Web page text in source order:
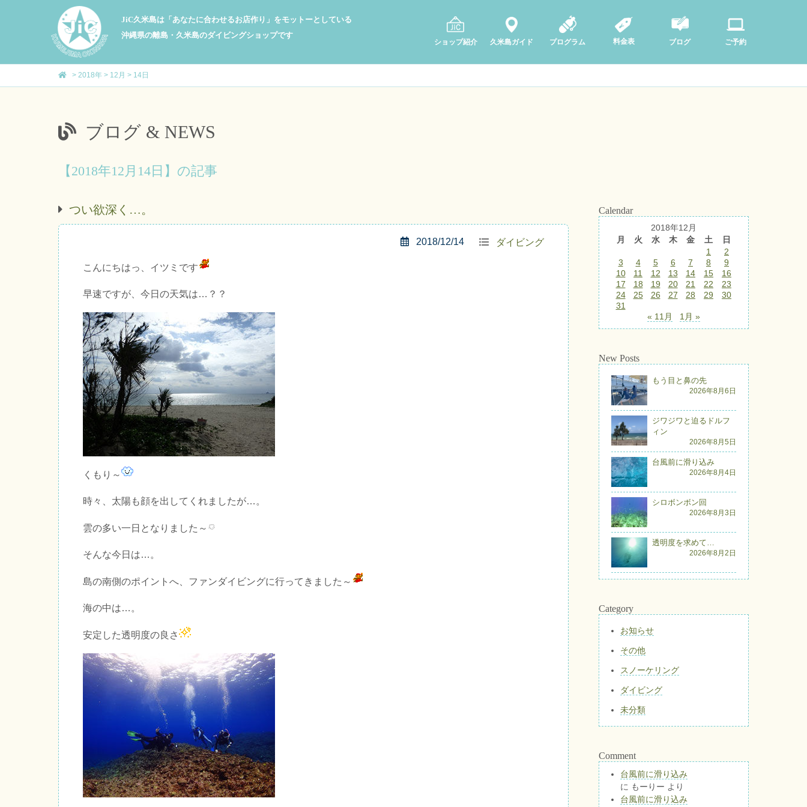
JiC久米島は「あなたに合わせるお店作り」をモットーとしている
沖縄県の離島・久米島のダイビングショップです
ショップ紹介 久米島ガイド プログラム 料金表 ブログ ご予約
> 2018年 > 12月 > 14日
ブログ & NEWS
【2018年12月14日】の記事
つい欲深く…。
ダイビング
2018/12/14
こんにちはっ、イツミです
早速ですが、今日の天気は…？？
くもり～
時々、太陽も顔を出してくれましたが…。
雲の多い一日となりました～
そんな今日は…。
島の南側のポイントへ、ファンダイビングに行ってきました～
海の中は…。
安定した透明度の良さ
Calendar
2018年12月
月
火 水 木 金 土
日
1
2
3
4 5 6 7 8
9
10
11 12 13 14 15
16
17
18 19 20 21 22
23
24
25 26 27 28 29
30
31
« 11月
1月 »
New Posts
もう目と鼻の先
2026年8月6日
ジワジワと迫るドルフ
ィン
2026年8月5日
台風前に滑り込み
2026年8月4日
シロボンボン回
2026年8月3日
透明度を求めて…
2026年8月2日
Category
お知らせ
その他
スノーケリング
ダイビング
未分類
Comment
台風前に滑り込み
に もーりー より
台風前に滑り込み